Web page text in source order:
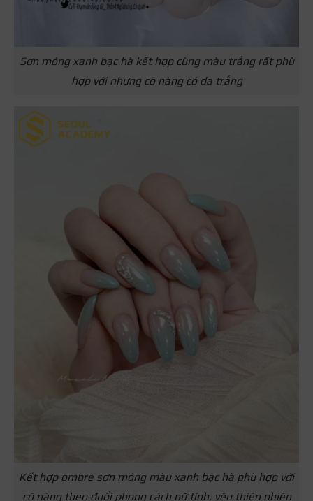
Sơn móng xanh bạc hà kết hợp cùng màu trắng rất phù
hợp với những cô nàng có da trắng
Kết hợp ombre sơn móng màu xanh bạc hà phù hợp với
cô nàng theo đuổi phong cách nữ tính, yêu thiên nhiên